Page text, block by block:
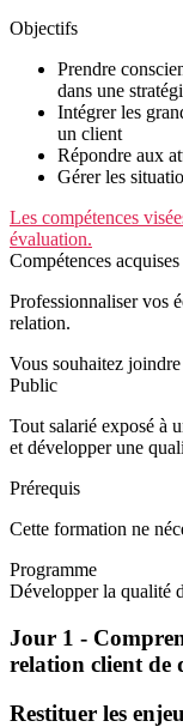
Objectifs
Prendre
dans une
Intégrer les
un client
Répondre aux
Gérer les
Les compétences
évaluation.
Compétences acquises
Professionnaliser vos
relation.
Vous souhaitez
Public
Tout salarié exposé à
et développer une
Prérequis
Cette formation ne
Programme
Développer la qualité
Jour 1 -
relation client de
Restituer les